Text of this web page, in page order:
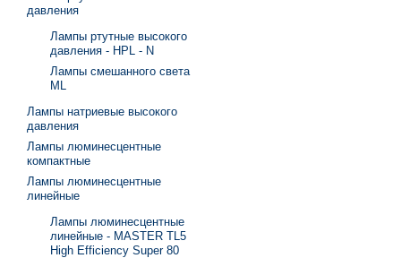
давления
Лампы ртутные высокого
давления - HPL - N
Лампы смешанного света
ML
Лампы натриевые высокого
давления
Лампы люминесцентные
компактные
Лампы люминесцентные
линейные
Лампы люминесцентные
линейные - MASTER TL5
High Efficiency Super 80